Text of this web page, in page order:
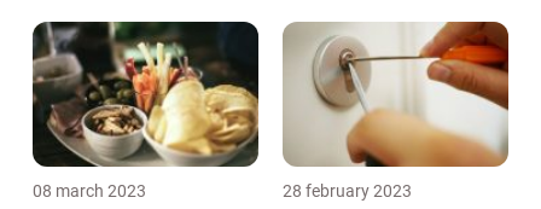
08 march 2023 28 february 2023